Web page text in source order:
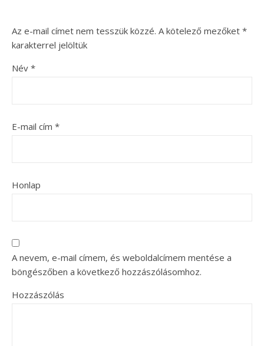
Az e-mail címet nem tesszük közzé. A kötelező mezőket *
karakterrel jelöltük
Név *
E-mail cím *
Honlap
A nevem, e-mail címem, és weboldalcímem mentése a
böngészőben a következő hozzászólásomhoz.
Hozzászólás